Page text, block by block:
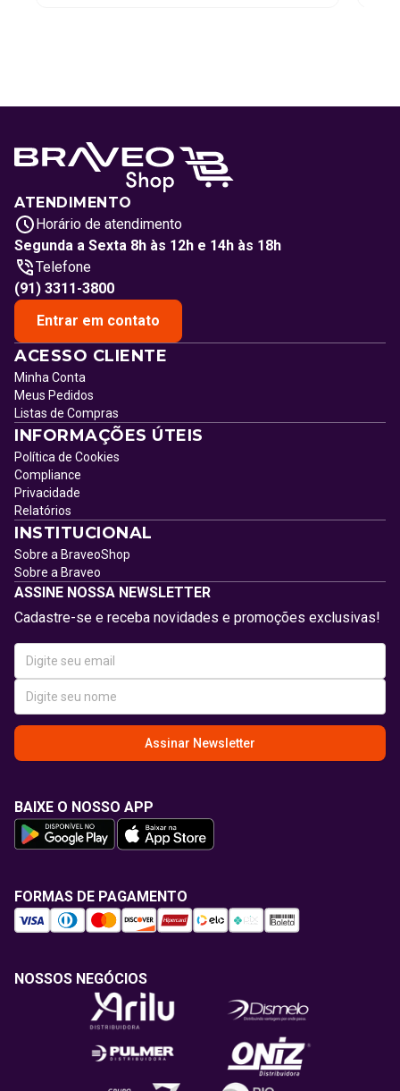
ATENDIMENTO
Horário de atendimento
Segunda a Sexta 8h às 12h e 14h às 18h
Telefone
(91) 3311-3800
Entrar em contato
ACESSO CLIENTE
Minha Conta
Meus Pedidos
Listas de Compras
INFORMAÇÕES ÚTEIS
Política de Cookies
Compliance
Privacidade
Relatórios
INSTITUCIONAL
Sobre a BraveoShop
Sobre a Braveo
ASSINE NOSSA NEWSLETTER
Cadastre-se e receba novidades e promoções exclusivas!
Assinar Newsletter
BAIXE O NOSSO APP
FORMAS DE PAGAMENTO
NOSSOS NEGÓCIOS